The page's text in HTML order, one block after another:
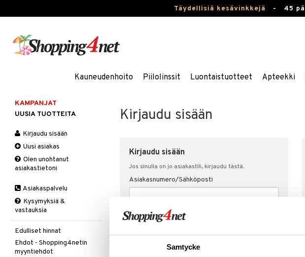
Samtycke
Täydellisiä kesävinkkejä - 45
Kauneudenhoito Piilolinssit Luontaistuotteet Apteekki
Kirjaudu sisään
Kirjaudu sisään
Jos sinulla on jo asiakastili, kirjaudu tästä.
Asiakasnumero/Sähköposti
Salasana
KAMPANJAT
UUSIA TUOTTEITA
Kirjaudu sisään
Uusi asiakas
Olen unohtanut
asiakastietoni
Asiakaspalvelu
Kysymyksiä &
vastauksia
Edulliset hinnat
Ehdot - Shopping4netin
myyntiehdot